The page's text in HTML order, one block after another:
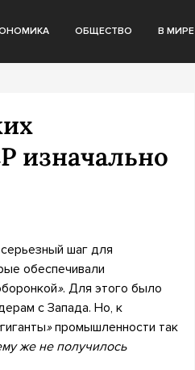
ОБЩЕСТВО В МИРЕ
изначально
шаг для
обеспечивали
». Для этого было
с Запада. Но, к
гиганты»промышленности так
же не получилось